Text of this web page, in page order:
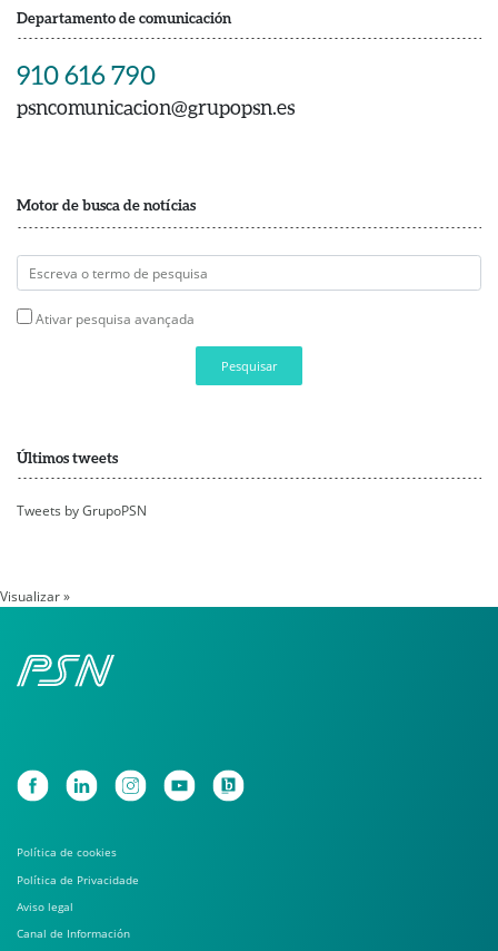
Departamento de comunicación
910 616 790
psncomunicacion@grupopsn.es
Motor de busca de notícias
Ativar pesquisa avançada
Pesquisar
Últimos tweets
Tweets by GrupoPSN
Visualizar »
Política de cookies
Política de Privacidade
Aviso legal
Canal de Información